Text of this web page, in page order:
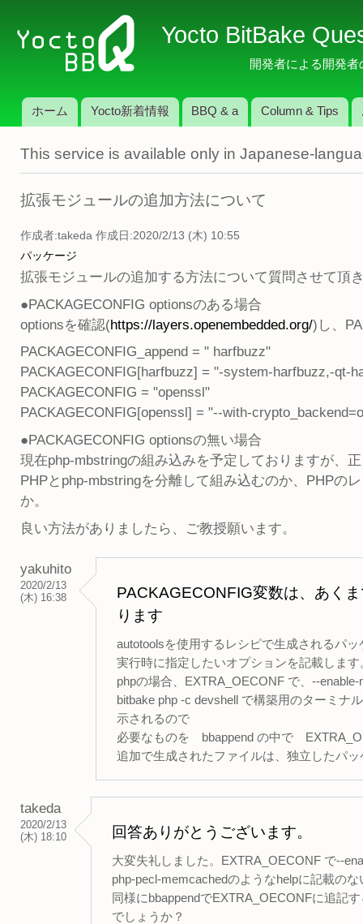
イ
コ
テ
ツ
に
Yocto BitBake
開発者による開発
メインメニュー
ホーム Yocto新着情報 BBQ & a Column & Tips
This service is available only in Japanese-
拡張モジュールの追加方法について
作成者:takeda 作成日:2020/2/13 (木) 10:55
パッケージ
拡張モジュールの追加する方法について質問させて頂
●PACKAGECONFIG optionsのある場合
optionsを確認(https://layers.openembedded.org/)し、
PACKAGECONFIG_append = " harfbuzz"
PACKAGECONFIG[harfbuzz] = "-system-harfbuzz,-qt-
PACKAGECONFIG = "openssl"
PACKAGECONFIG[openssl] = "--with-
●PACKAGECONFIG optionsの無い場合
現在php-mbstringの組み込みを予定しておりますが、
PHPとphp-mbstringを分離して組み込むのか、PHPの
か。
良い方法がありましたら、ご教授願います。
yakuhito
2020/2/13
(木) 16:38
PACKAGECONFIG変数は、あく
ります
autotoolsを使用するレシピで生成されるパ
実行時に指定したいオプションを記載します
phpの場合、EXTRA_OECONF で、--
bitbake php -c devshell で構築用のターミナ
示されるので
必要なものを bbappend の中で
追加で生成されたファイルは、独立したパ
takeda
2020/2/13
(木) 18:10
回答ありがとうございます。
大変失礼しました。EXTRA_OECONF で--
php-pecl-memcachedのようなhelpに記載の
同様にbbappendでEXTRA_OECONFに追記
でしょうか？